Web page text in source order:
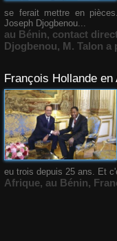
se ferait mettre en
Joseph Djogbenou...
au Bénin, contact
Djogbenou, M. Talon a
François Hollande
eu trois depuis 25 ans. Et
Afrique, au Bénin,